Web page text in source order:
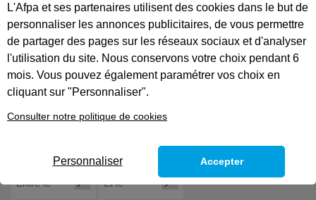
Recherchez une actualité
Tout supprimer
L'Afpa et ses partenaires utilisent des cookies dans le but de
personnaliser les annonces publicitaires, de vous permettre
de partager des pages sur les réseaux sociaux et d'analyser
l'utilisation du site. Nous conservons votre choix pendant 6
mois. Vous pouvez également paramétrer vos choix en
cliquant sur "Personnaliser".
Consulter notre politique de cookies
Personnaliser Accepter